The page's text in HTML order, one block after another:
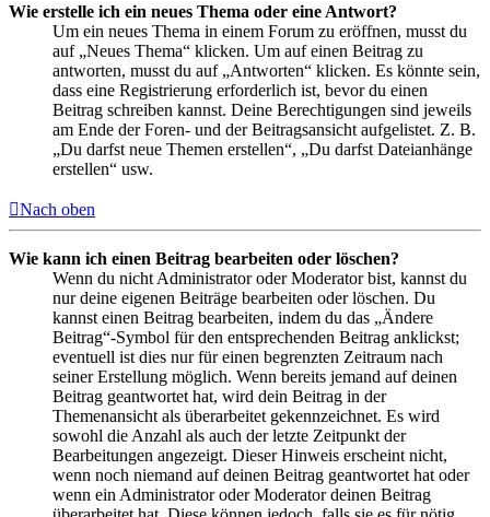
Wie erstelle ich ein neues Thema oder eine Antwort?
Um ein neues Thema in einem Forum zu eröffnen, musst du
auf „Neues Thema“ klicken. Um auf einen Beitrag zu
antworten, musst du auf „Antworten“ klicken. Es könnte sein,
dass eine Registrierung erforderlich ist, bevor du einen
Beitrag schreiben kannst. Deine Berechtigungen sind jeweils
am Ende der Foren- und der Beitragsansicht aufgelistet. Z. B.
„Du darfst neue Themen erstellen“, „Du darfst Dateianhänge
erstellen“ usw.
Nach oben
Wie kann ich einen Beitrag bearbeiten oder löschen?
Wenn du nicht Administrator oder Moderator bist, kannst du
nur deine eigenen Beiträge bearbeiten oder löschen. Du
kannst einen Beitrag bearbeiten, indem du das „Ändere
Beitrag“-Symbol für den entsprechenden Beitrag anklickst;
eventuell ist dies nur für einen begrenzten Zeitraum nach
seiner Erstellung möglich. Wenn bereits jemand auf deinen
Beitrag geantwortet hat, wird dein Beitrag in der
Themenansicht als überarbeitet gekennzeichnet. Es wird
sowohl die Anzahl als auch der letzte Zeitpunkt der
Bearbeitungen angezeigt. Dieser Hinweis erscheint nicht,
wenn noch niemand auf deinen Beitrag geantwortet hat oder
wenn ein Administrator oder Moderator deinen Beitrag